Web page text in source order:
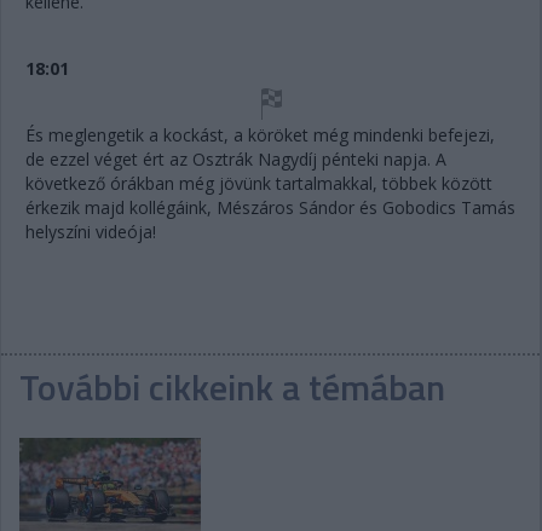
18:01
És meglengetik a kockást, a köröket még mindenki befejezi,
de ezzel véget ért az Osztrák Nagydíj pénteki napja. A
következő órákban még jövünk tartalmakkal, többek között
érkezik majd kollégáink, Mészáros Sándor és Gobodics Tamás
helyszíni videója!
További cikkeink a témában